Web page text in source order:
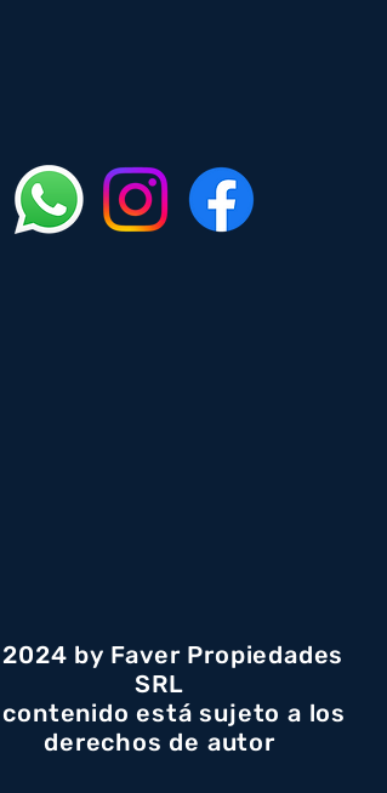
by Faver Propiedades
SRL
contenido está sujeto a los
derechos de autor